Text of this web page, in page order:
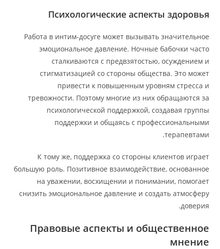
Психологические аспекты здоровья
Работа в интим-досуге может вызывать значительное
эмоциональное давление. Ночные бабочки часто
сталкиваются с предвзятостью, осуждением и
стигматизацией со стороны общества. Это может
привести к повышенным уровням стресса и
тревожности. Поэтому многие из них обращаются за
психологической поддержкой, создавая группы
поддержки и общаясь с профессиональными
терапевтами.
К тому же, поддержка со стороны клиентов играет
большую роль. Позитивное взаимодействие, основанное
на уважении, восхищении и понимании, помогает
снизить эмоциональное давление и создать атмосферу
доверия.
Правовые аспекты и общественное
мнение